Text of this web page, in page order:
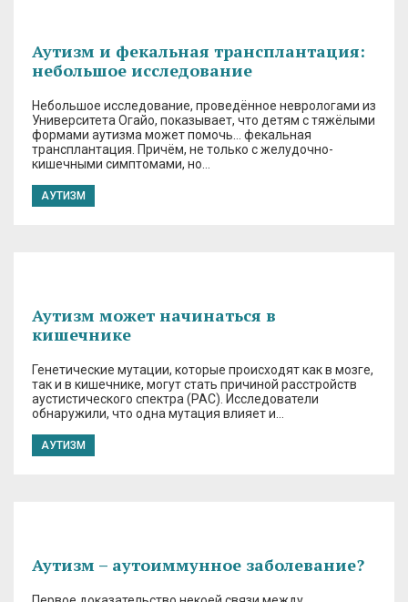
Аутизм и фекальная трансплантация:
небольшое исследование
Небольшое исследование, проведённое неврологами из
Университета Огайо, показывает, что детям с тяжёлыми
формами аутизма может помочь… фекальная
трансплантация. Причём, не только с желудочно-
кишечными симптомами, но…
АУТИЗМ
Аутизм может начинаться в
кишечнике
Генетические мутации, которые происходят как в мозге,
так и в кишечнике, могут стать причиной расстройств
аустистического спектра (РАС). Исследователи
обнаружили, что одна мутация влияет и…
АУТИЗМ
Аутизм – аутоиммунное заболевание?